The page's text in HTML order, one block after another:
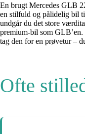
En brugt Mercedes GLB
en stilfuld og pålidelig bil
undgår du det store
premium-bil som
tag den for en prøvetur –
Ofte